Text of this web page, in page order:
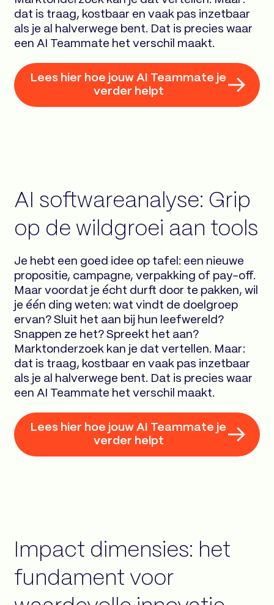
dat is traag, kostbaar en vaak pas inzetbaar
als je al halverwege bent. Dat is precies waar
een AI Teammate het verschil maakt.
Lees hier hoe jouw AI Teammate je
verder helpt
AI softwareanalyse: Grip
op de wildgroei aan tools
Je hebt een goed idee op tafel: een nieuwe
propositie, campagne, verpakking of pay-off.
Maar voordat je écht durft door te pakken, wil
je één ding weten: wat vindt de doelgroep
ervan? Sluit het aan bij hun leefwereld?
Snappen ze het? Spreekt het aan?
Marktonderzoek kan je dat vertellen. Maar:
dat is traag, kostbaar en vaak pas inzetbaar
als je al halverwege bent. Dat is precies waar
een AI Teammate het verschil maakt.
Lees hier hoe jouw AI Teammate je
verder helpt
Impact dimensies: het
fundament voor